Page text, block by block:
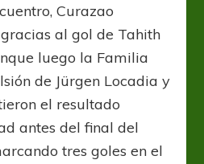
Curazao
al gol de Tahith
luego la Familia
de Jürgen Locadia y
el resultado
antes del final del
tres goles en el